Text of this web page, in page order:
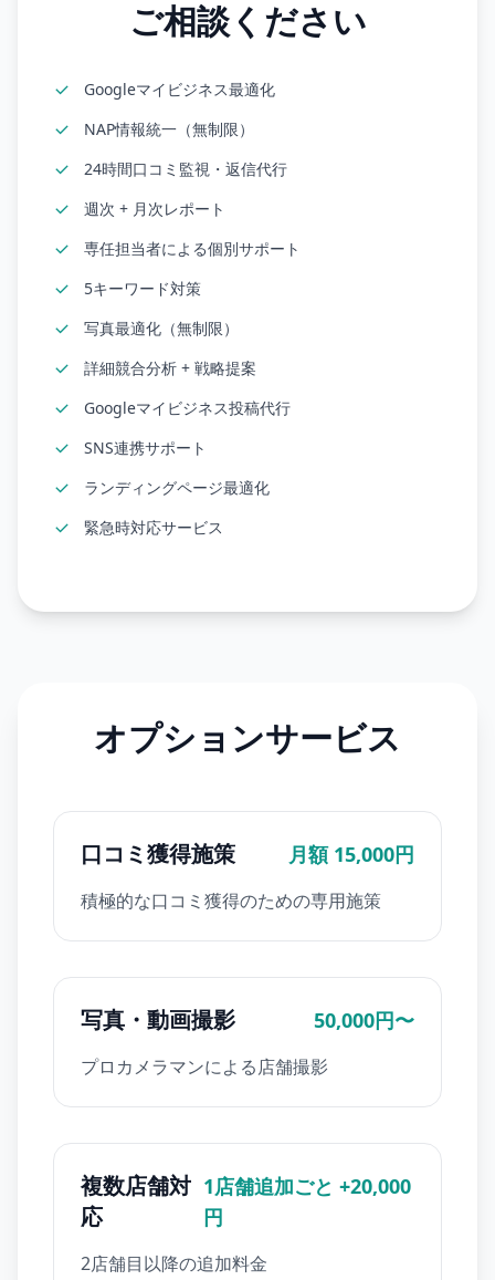
ご相談ください
Googleマイビジネス最適化
NAP情報統一（無制限）
24時間口コミ監視・返信代行
週次 + 月次レポート
専任担当者による個別サポート
5キーワード対策
写真最適化（無制限）
詳細競合分析 + 戦略提案
Googleマイビジネス投稿代行
SNS連携サポート
ランディングページ最適化
緊急時対応サービス
オプションサービス
口コミ獲得施策 月額 15,000円
積極的な口コミ獲得のための専用施策
写真・動画撮影 50,000円〜
プロカメラマンによる店舗撮影
複数店舗対
応
1店舗追加ごと +20,000
円
2店舗目以降の追加料金